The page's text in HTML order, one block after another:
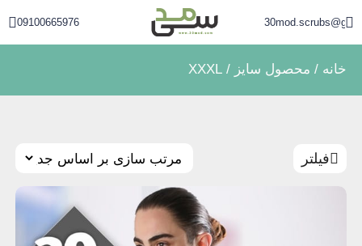
09100665976
خانه / محصول سایز / XXXL
فیلتر